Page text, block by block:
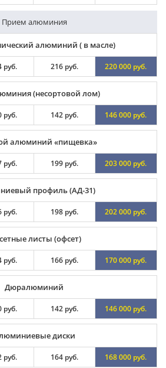
Прием алюминия
алюминий ( в масле)
руб. 216 руб. 220 000 руб.
(несортовой лом)
руб. 142 руб. 146 000 руб.
алюминий «пищевка»
руб. 199 руб. 203 000 руб.
профиль (АД-31)
руб. 198 руб. 202 000 руб.
листы (офсет)
руб. 166 руб. 170 000 руб.
Дюралюминий
руб. 142 руб. 146 000 руб.
диски
руб. 164 руб. 168 000 руб.